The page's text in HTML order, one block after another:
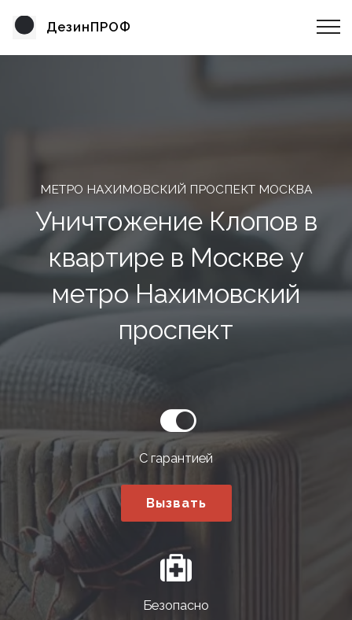
ДезинПРОФ
МЕТРО НАХИМОВСКИЙ ПРОСПЕКТ МОСКВА
Уничтожение Клопов в
квартире в Москве у
метро Нахимовский
проспект
С гарантией
Вызвать
Безопасно